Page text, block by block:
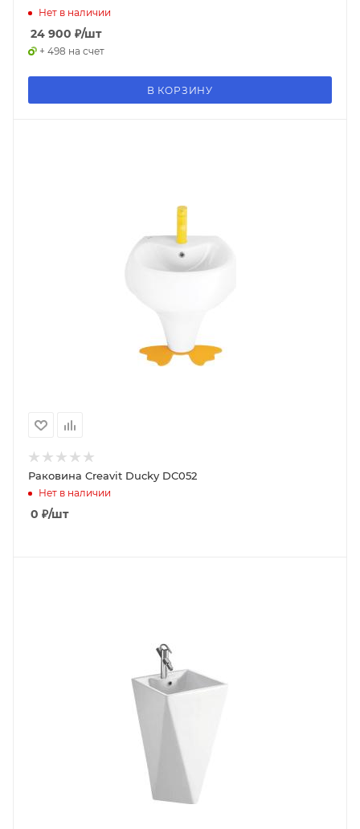
Нет в наличии
24 900 ₽/шт
+ 498 на счет
В КОРЗИНУ
Раковина Creavit Ducky DC052
Нет в наличии
0 ₽/шт